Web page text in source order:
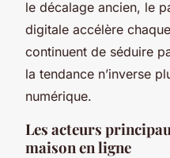
le décalage ancien, le
digitale accélère
continuent de séduire
la tendance n’inverse
numérique.
Les acteurs
maison en ligne